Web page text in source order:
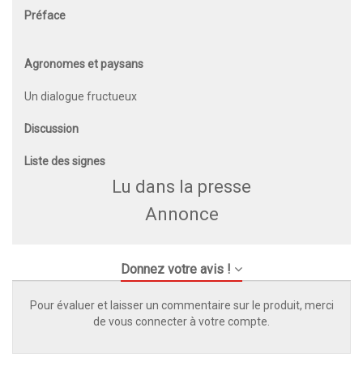
Préface
Agronomes et paysans
Un dialogue fructueux
Discussion
Liste des signes
Lu dans la presse
Annonce
Donnez votre avis !
Pour évaluer et laisser un commentaire sur le produit, merci
de vous connecter à votre compte.